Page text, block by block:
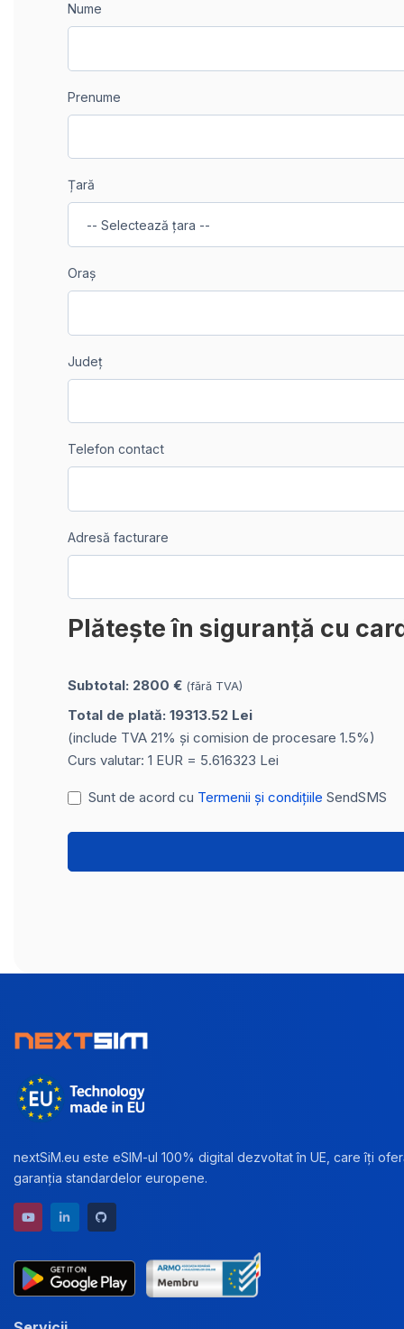
Nume
Prenume
Țară
Oraș
Județ
Telefon contact
Adresă facturare
Plătește în siguranță cu
Subtotal: 2800 € (fără TVA)
Total de plată: 19313.52 Lei
(include TVA 21% și comision de procesare 1.5%)
Curs valutar: 1 EUR = 5.616323 Lei
Sunt de acord cu Termenii și condițiile SendSMS
nextSiM.eu este eSIM-ul 100% digital dezvoltat în UE, care îți
garanția standardelor europene.
YouTube channel
LinkedIn profile